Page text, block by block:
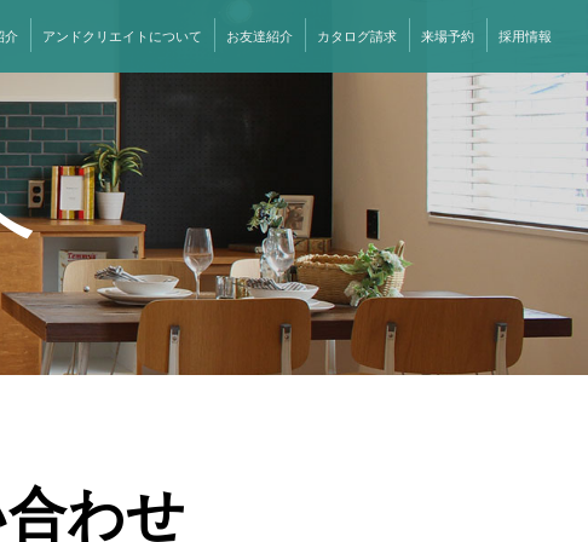
介 アンドクリエイトについて お友達紹介 カタログ請求 来場予約 採用情報
わせ